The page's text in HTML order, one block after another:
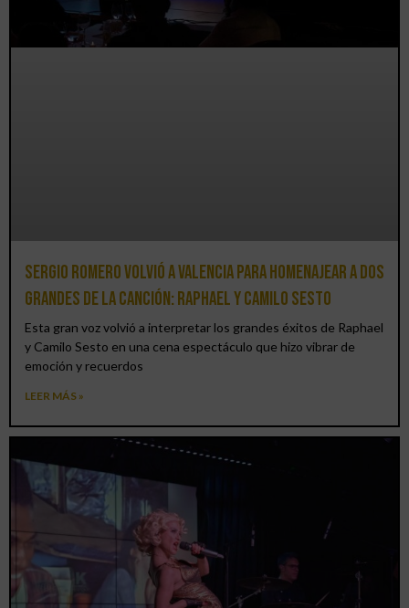
Sergio Romero volvió a Valencia para homenajear a dos
grandes de la canción: Raphael y Camilo Sesto
Esta gran voz volvió a interpretar los grandes éxitos de Raphael
y Camilo Sesto en una cena espectáculo que hizo vibrar de
emoción y recuerdos
LEER MÁS »